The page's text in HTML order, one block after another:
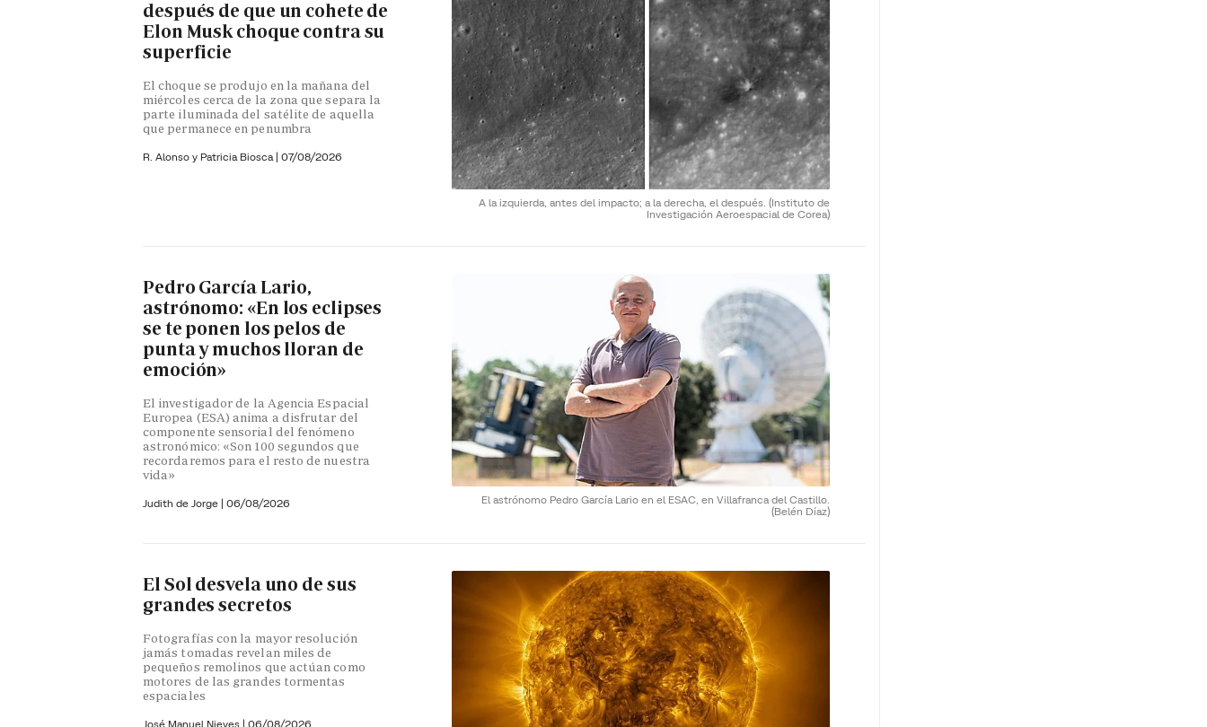
A la izquierda, antes del impacto; a la derecha, el después. (Instituto de
Investigación Aeroespacial de Corea)
después de que un cohete de
Elon Musk choque contra su
superficie
El choque se produjo en la mañana del
miércoles cerca de la zona que separa la
parte iluminada del satélite de aquella
que permanece en penumbra
R. Alonso y Patricia Biosca | 07/08/2026
El astrónomo Pedro García Lario en el ESAC, en Villafranca del Castillo.
(Belén Díaz)
Pedro García Lario,
astrónomo: «En los eclipses
se te ponen los pelos de
punta y muchos lloran de
emoción»
El investigador de la Agencia Espacial
Europea (ESA) anima a disfrutar del
componente sensorial del fenómeno
astronómico: «Son 100 segundos que
recordaremos para el resto de nuestra
vida»
Judith de Jorge | 06/08/2026
El Sol desvela uno de sus
grandes secretos
Fotografías con la mayor resolución
jamás tomadas revelan miles de
pequeños remolinos que actúan como
motores de las grandes tormentas
espaciales
José Manuel Nieves | 06/08/2026